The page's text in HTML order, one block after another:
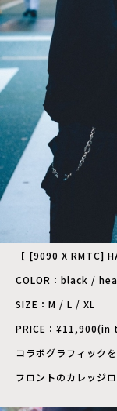
【 [9090 X RMTC]
COLOR：black /
SIZE：M / L / XL
PRICE：¥11,900(in
コラボグラフィック
フロントのカレッジ